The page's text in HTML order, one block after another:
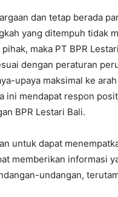
dan tetap berada
yang ditempuh tidak
maka PT BPR
dengan peraturan
upaya maksimal ke
ini mendapat respon
BPR Lestari Bali.
untuk dapat
memberikan informasi
undangan,